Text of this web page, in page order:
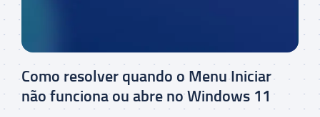
Como resolver quando o Menu Iniciar
não funciona ou abre no Windows 11